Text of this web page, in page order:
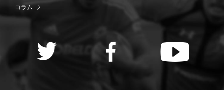
コラム